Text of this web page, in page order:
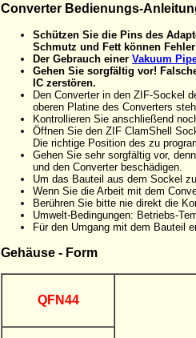
Converter Bedienungs-
Schützen Sie die Pins des
Schmutz und Fett können
Der Gebrauch einer Vakuum
Gehen Sie sorgfältig vor!
IC zerstören.
Den Converter in den ZIF-Sockel
oberen Platine des Converters
Kontrollieren Sie anschließend
Öffnen Sie den ZIF ClamShell
Die richtige Position des zu
Gehen Sie sehr sorgfältig vor,
und den Converter beschädigen.
Um das Bauteil aus dem Sockel
Wenn Sie die Arbeit mit dem
Berühren Sie bitte nie direkt die
Umwelt-Bedingungen: Betriebs-
Für den Umgang mit dem Bauteil
Gehäuse - Form
QFN44